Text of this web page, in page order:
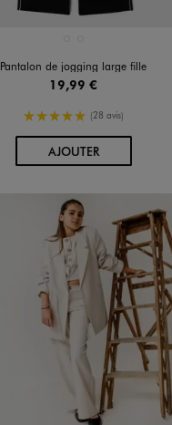
Pantalon de jogging large fille
19,99 €
5/5 de moyenne
(28 avis)
AJOUTERAU PANIER